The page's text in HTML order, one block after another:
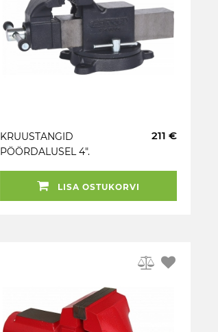
KRUUSTANGID
PÖÖRDALUSEL 4".
211 €
LISA OSTUKORVI